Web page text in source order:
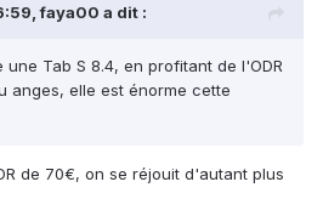
faya00 a dit :
Tab S 8.4, en profitant de l'ODR
anges, elle est énorme cette
de 70€, on se réjouit d'autant plus